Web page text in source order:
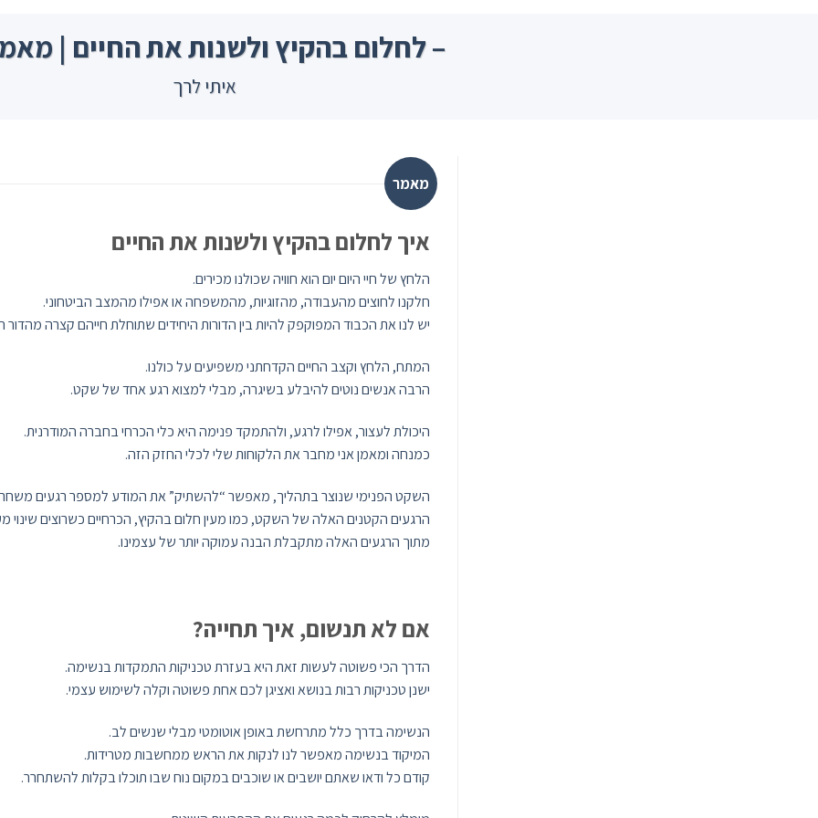
– לחלום בהקיץ ולשנות את החיים |
איתי לרך
מאמר
איך לחלום בהקיץ ולשנות את החיים
הלחץ של חיי היום יום הוא חוויה שכולנו מכירים.
חלקנו לחוצים מהעבודה, מהזוגיות, מהמשפחה או אפילו מהמצב הביטחוני.
יש לנו את הכבוד המפוקפק להיות בין הדורות היחידים שתוחלת חייהם קצרה מהדור
המתח, הלחץ וקצב החיים הקדחתני משפיעים על כולנו.
הרבה אנשים נוטים להיבלע בשיגרה, מבלי למצוא רגע אחד של שקט.
היכולת לעצור, אפילו לרגע, ולהתמקד פנימה היא כלי הכרחי בחברה המודרנית.
כמנחה ומאמן אני מחבר את הלקוחות שלי לכלי החזק הזה.
השקט הפנימי שנוצר בתהליך, מאפשר “להשתיק” את המודע למספר רגעים
הרגעים הקטנים האלה של השקט, כמו מעין חלום בהקיץ, הכרחיים כשרוצים שינוי
מתוך הרגעים האלה מתקבלת הבנה עמוקה יותר של עצמינו.
אם לא תנשום, איך תחייה?
הדרך הכי פשוטה לעשות זאת היא בעזרת טכניקות התמקדות בנשימה.
ישנן טכניקות רבות בנושא ואציגן לכם אחת פשוטה וקלה לשימוש עצמי.
הנשימה בדרך כלל מתרחשת באופן אוטומטי מבלי שנשים לב.
המיקוד בנשימה מאפשר לנו לנקות את הראש ממחשבות מטרידות.
קודם כל ודאו שאתם יושבים או שוכבים במקום נוח שבו תוכלו בקלות להשתחרר.